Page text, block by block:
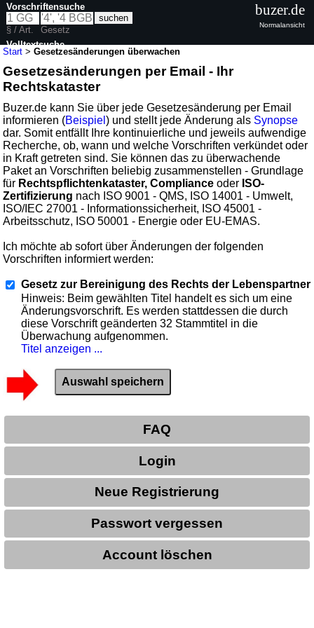
Start >Gesetzesänderungen überwachen
Gesetzesänderungen per Email - Ihr
Rechtskataster
Buzer.de kann Sie über jede Gesetzesänderung per Email
informieren (Beispiel) und stellt jede Änderung als Synopse
dar. Somit entfällt Ihre kontinuierliche und jeweils aufwendige
Recherche, ob, wann und welche Vorschriften verkündet oder
in Kraft getreten sind. Sie können das zu überwachende
Paket an Vorschriften beliebig zusammenstellen - Grundlage
für Rechtspflichtenkataster, Compliance oder ISO-
Zertifizierung nach ISO 9001 - QMS, ISO 14001 - Umwelt,
ISO/IEC 27001 - Informationssicherheit, ISO 45001 -
Arbeitsschutz, ISO 50001 - Energie oder EU-EMAS.
Ich möchte ab sofort über Änderungen der folgenden
Vorschriften informiert werden:
Gesetz zur Bereinigung des Rechts der Lebenspartner
Hinweis: Beim gewählten Titel handelt es sich um eine
Änderungsvorschrift. Es werden stattdessen die durch
diese Vorschrift geänderten 32 Stammtitel in die
Überwachung aufgenommen.
Titel anzeigen ...
FAQ
Login
Neue Registrierung
Passwort vergessen
Account löschen
Vorschriftensuche
§ / Art.
Gesetz
Volltextsuche
buzer.de
Normalansicht